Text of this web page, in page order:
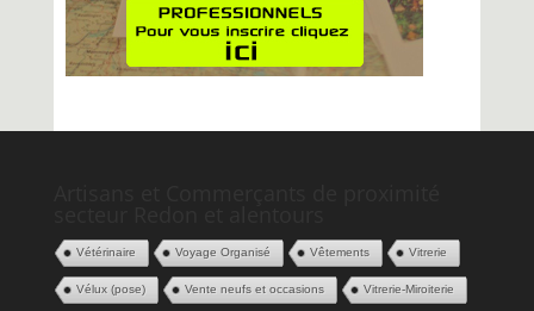
Vétérinaire Voyage Organisé Vêtements Vitrerie
Vélux (pose) Vente neufs et occasions Vitrerie-Miroiterie